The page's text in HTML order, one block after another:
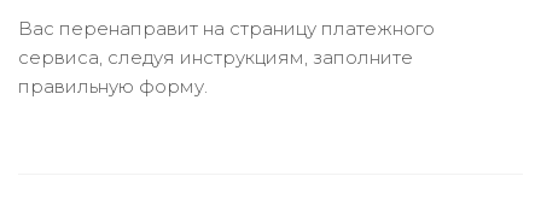
Вас перенаправит на страницу платежного
сервиса, следуя инструкциям, заполните
правильную форму.